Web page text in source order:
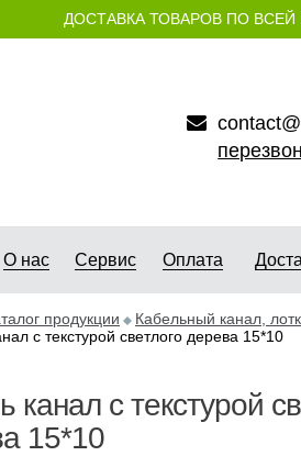
ДОСТАВКА ТОВАРОВ ПО
О нас Сервис Оплата
продукции Кабельный канал,
с текстурой светлого дерева 15*10
канал с текстурой
15*10